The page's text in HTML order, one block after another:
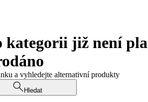
již není
a vyhledejte alternativní produkty
Hledat